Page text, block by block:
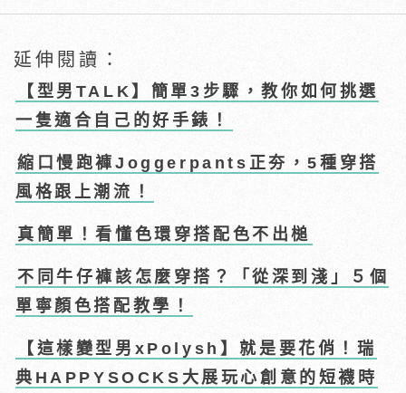
延伸閱讀：
【型男TALK】簡單3步驟，教你如何挑選
一隻適合自己的好手錶！
縮口慢跑褲Joggerpants正夯，5種穿搭
風格跟上潮流！
真簡單！看懂色環穿搭配色不出槌
不同牛仔褲該怎麼穿搭？「從深到淺」５個
單寧顏色搭配教學！
【這樣變型男xPolysh】就是要花俏！瑞
典HAPPYSOCKS大展玩心創意的短襪時